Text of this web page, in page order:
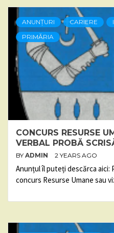
ANUNȚURI CARIERE
PRIMĂRIA
CONCURS RESURSE
VERBAL PROBĂ
BY ADMIN 2 YEARS AGO
Anunțul îl puteți descărca aici:
concurs Resurse Umane sau